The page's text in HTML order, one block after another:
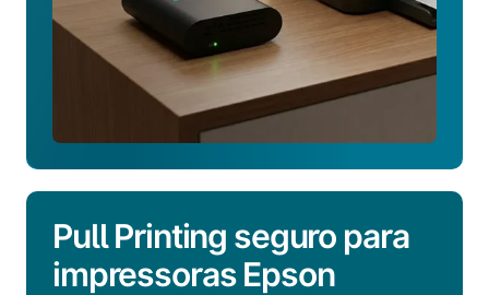
Pull Printing seguro para
impressoras Epson